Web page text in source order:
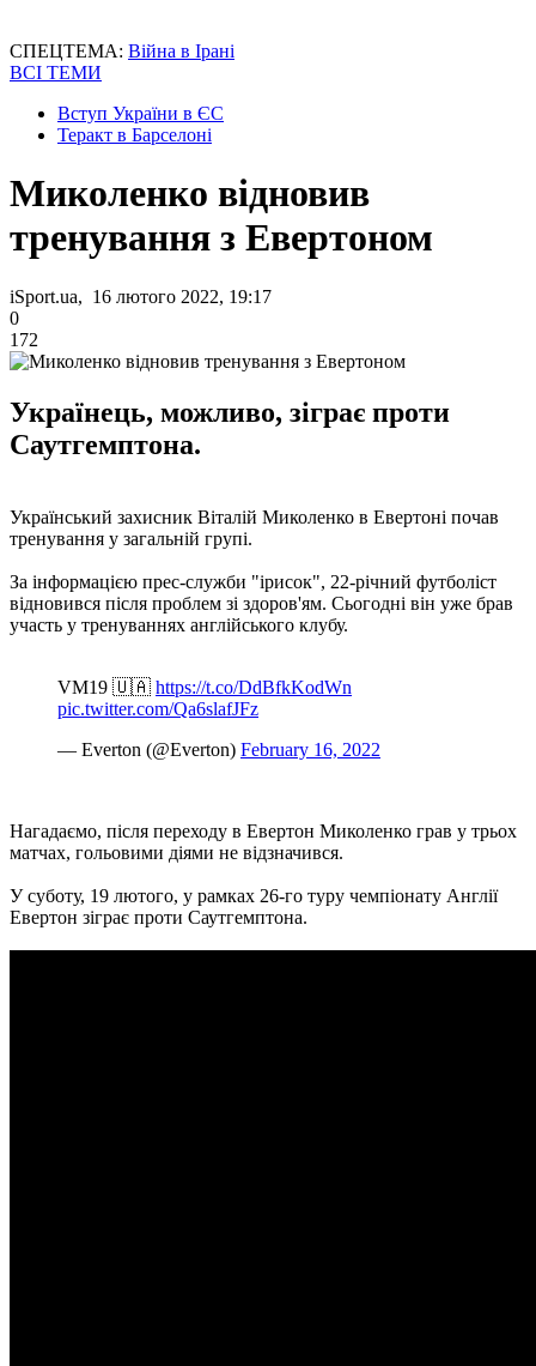
СПЕЦТЕМА: Війна в Ірані
ВСІ ТЕМИ
Вступ України в ЄС
Теракт в Барселоні
Миколенко відновив
тренування з Евертоном
iSport.ua, 16 лютого 2022, 19:17
0
172
Українець, можливо, зіграє проти
Саутгемптона.
Український захисник Віталій Миколенко в Евертоні почав
тренування у загальній групі.
За інформацією прес-служби "ірисок", 22-річний футболіст
відновився після проблем зі здоров'ям. Сьогодні він уже брав
участь у тренуваннях англійського клубу.
VM19 🇺🇦 https://t.co/DdBfkKodWn
pic.twitter.com/Qa6slafJFz
— Everton (@Everton) February 16, 2022
Нагадаємо, після переходу в Евертон Миколенко грав у трьох
матчах, гольовими діями не відзначився.
У суботу, 19 лютого, у рамках 26-го туру чемпіонату Англії
Евертон зіграє проти Саутгемптона.